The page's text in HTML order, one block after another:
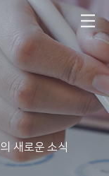
새로운 소식